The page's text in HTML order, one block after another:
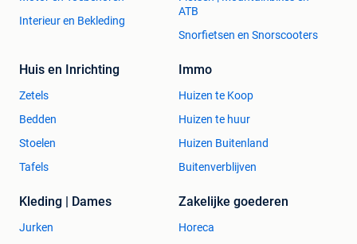
Interieur en Bekleding
ATB
Snorfietsen en Snorscooters
Huis en Inrichting
Zetels
Bedden
Stoelen
Tafels
Immo
Huizen te Koop
Huizen te huur
Huizen Buitenland
Buitenverblijven
Kleding | Dames
Jurken
Zakelijke goederen
Horeca